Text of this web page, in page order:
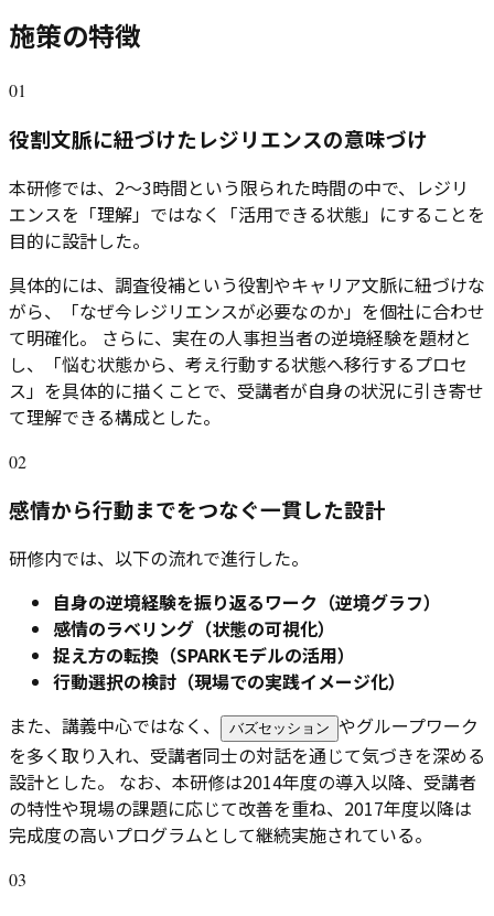
施策の特徴
01
役割文脈に紐づけたレジリエンスの意味づけ
本研修では、2〜3時間という限られた時間の中で、レジリ
エンスを「理解」ではなく「活用できる状態」にすることを
目的に設計した。
具体的には、調査役補という役割やキャリア文脈に紐づけな
がら、「なぜ今レジリエンスが必要なのか」を個社に合わせ
て明確化。 さらに、実在の人事担当者の逆境経験を題材と
し、「悩む状態から、考え行動する状態へ移行するプロセ
ス」を具体的に描くことで、受講者が自身の状況に引き寄せ
て理解できる構成とした。
02
感情から行動までをつなぐ一貫した設計
研修内では、以下の流れで進行した。
自身の逆境経験を振り返るワーク（逆境グラフ）
感情のラベリング（状態の可視化）
捉え方の転換（SPARKモデルの活用）
行動選択の検討（現場での実践イメージ化）
また、講義中心ではなく、
バズセッション やグループワーク
を多く取り入れ、受講者同士の対話を通じて気づきを深める
設計とした。 なお、本研修は2014年度の導入以降、受講者
の特性や現場の課題に応じて改善を重ね、2017年度以降は
完成度の高いプログラムとして継続実施されている。
03